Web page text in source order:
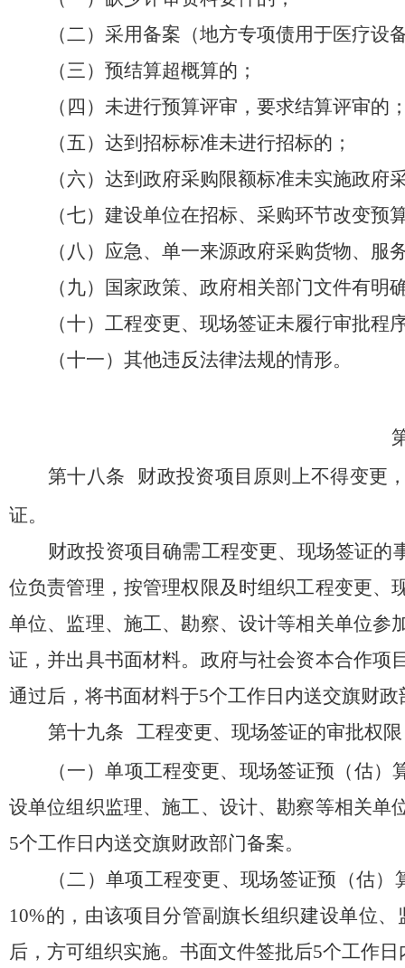
（二）采用备案（地方专项债用于医疗
（三）预结算超概算的；
（四）未进行预算评审，要求结算评审的
（五）达到招标标准未进行招标的；
（六）达到政府采购限额标准未实施政府
（七）建设单位在招标、采购环节改变
（八）应急、单一来源政府采购货物、服
（九）国家政策、政府相关部门文件有明
（十）工程变更、现场签证未履行审批
（十一）其他违反法律法规的情形。
第十八条
财政投资项目原则上不得变更
证。
财政投资项目确需工程变更、现场签证的
位负责管理，按管理权限及时组织工程变更、
单位、监理、施工、勘察、设计等相关单位参
证，并出具书面材料。政府与社会资本合作项
通过后，将书面材料于5个工作日内送交旗财政
第十九条
工程变更、现场签证的审批权限
（一）单项工程变更、现场签证预（估）
设单位组织监理、施工、设计、勘察等相关单
5个工作日内送交旗财政部门备案。
（二） 单项工程变更、现场签证预（估）
10%的 ， 由该项目分管副旗长组织建设单位
后，方可组织实施。书面文件签批后5个工作日